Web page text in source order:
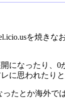
を焼きな
になったり、
に思われたりと
たとか海外で